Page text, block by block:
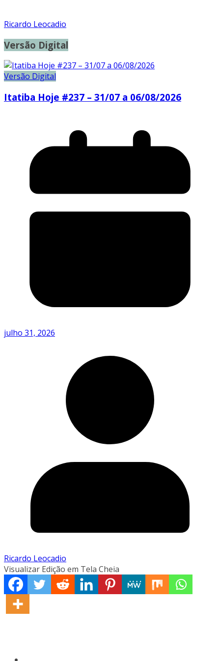
Ricardo Leocadio
Versão Digital
Versão Digital
Itatiba Hoje #237 – 31/07 a 06/08/2026
julho 31, 2026
Ricardo Leocadio
Visualizar Edição em Tela Cheia